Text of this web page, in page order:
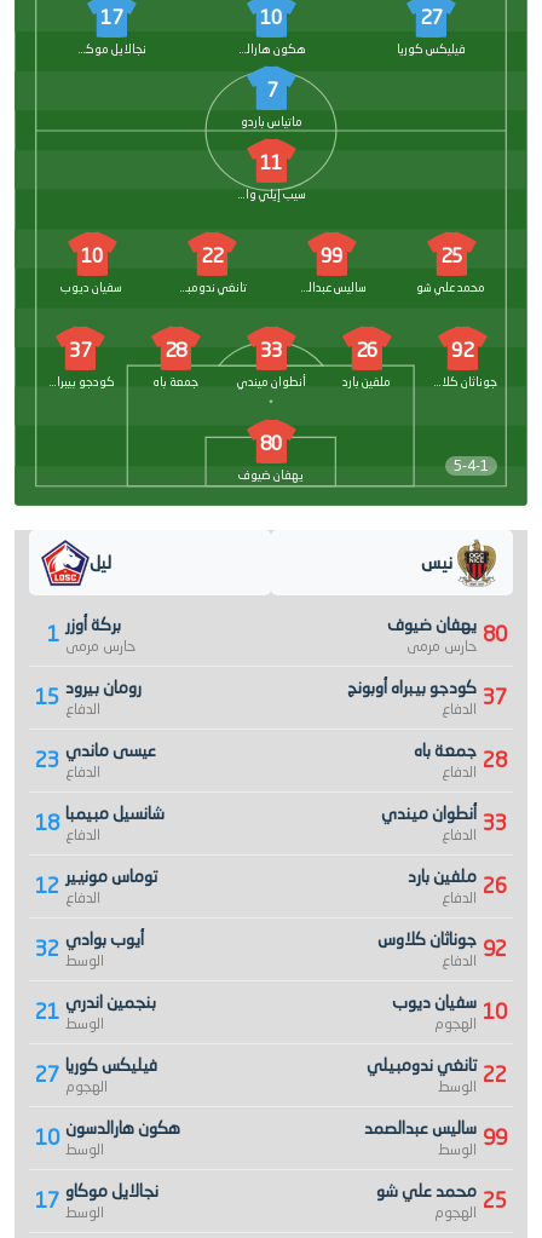
27
فيليكس كوريا
10
هكون هارالدسون
17
نجالايل موكاو
7
ماتياس باردو
5-4-1
11
سيب إيلي واهي
25
محمد علي شو
99
ساليس عبدالصمد
22
تانغي ندومبيلي
10
سفيان ديوب
92
جوناثان كلاوس
26
ملفين بارد
33
أنطوان ميندي
28
جمعة باه
37
كودجو بيبراه أوبونج
80
يهفان ضيوف
ليل
1 بركة أوزر
حارس مرمى
15 رومان بيرود
الدفاع
23 عيسى ماندي
الدفاع
18 شانسيل مبيمبا
الدفاع
12 توماس مونيير
الدفاع
32 أيوب بوادي
الوسط
21 بنجمين اندري
الوسط
27 فيليكس كوريا
الهجوم
10 هكون هارالدسون
الوسط
17 نجالايل موكاو
الوسط
نيس
80 يهفان ضيوف
حارس مرمى
37 كودجو بيبراه أوبونج
الدفاع
28 جمعة باه
الدفاع
33 أنطوان ميندي
الدفاع
26 ملفين بارد
الدفاع
92 جوناثان كلاوس
الدفاع
10 سفيان ديوب
الهجوم
22 تانغي ندومبيلي
الوسط
99 ساليس عبدالصمد
الوسط
25 محمد علي شو
الهجوم